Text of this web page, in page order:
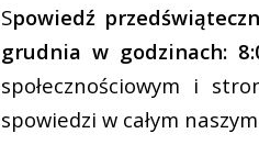
Spowiedź
grudnia w godzinach:
społecznościowym i
spowiedzi w całym